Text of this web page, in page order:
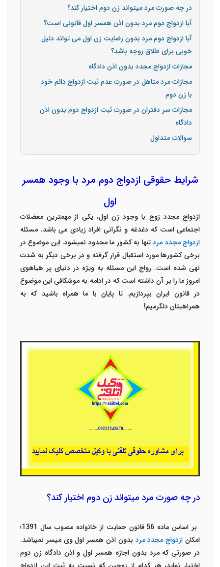
در چه صورت مرد می­تواند زن دوم اختیار کند؟
آیا ازدواج دوم مرد بدون اذن همسر اول قانونی است؟
آیا ازدواج دوم مرد بدون رضایت زن اول می تواند دلیل
خوبی برای طلاق زوجه باشد؟
مجازات ازدواج مجدد بدون اذن دادگاه
مجازات مرد متاهل در صورت عدم ثبت ازدواج دائم خود
با زن دوم
مجازات سر دفتران در صورت ثبت ازدواج دوم بدون اذن
دادگاه
سوالات متداول
شرایط حقوقی ازدواج دوم مرد با وجود همسر
اول
ازدواج مجدد زوج با وجود زن اول، یکی از مهم­ترین معضلات
اجتماعی است که دغدغه و نگرانی افراد زیادی می باشد. مسئله
ازدواج مجدد مردتنها به کشور ما محدود نمی­شود. این موضوع در
برخی کشورها مورد استقبال قرار گرفته و در برخی دیگر به شدت
نهی شده است. رواج این مسئله به ویژه در دنیای پر هیاهوی
امروز ما را بر آن داشته است که در ادامه به موشکافی این موضوع
در قانون ایران بپردازیم. تا پایان با ما همراه باشید که به
همراهیتان دلگرمیم!
در چه صورت مرد می­تواند زن دوم اختیار کند؟
بر اساس ماده 56 قانون حمایت از خانواده مصوب سال 1391؛
امکانازدواج مجدد مردبدون اذن همسر اول وی میسر نمی­باشد.
در صورتی که مرد بدون اجازه همسر اول و اذن دادگاه زن دوم